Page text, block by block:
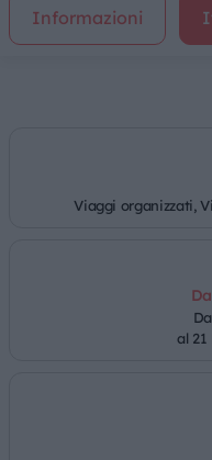
Informazioni
Viaggi organizzati,
al 21